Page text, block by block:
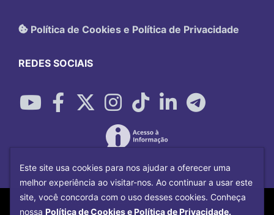
Política de Cookies e Política de Privacidade
REDES SOCIAIS
Copyright©2026 Universidade Federal
Este site usa cookies para nos ajudar a oferecer uma
melhor experiência ao visitar-nos. Ao continuar a usar este
site, você concorda com o uso desses cookies. Conheça
nossa Política de Cookies e Política de Privacidade.